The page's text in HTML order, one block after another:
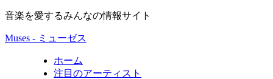
音楽を愛するみんなの情報サイト
Muses - ミューゼス
ホーム
注目のアーティスト